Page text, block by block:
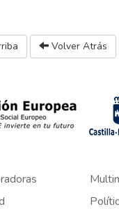
Volver Atrás